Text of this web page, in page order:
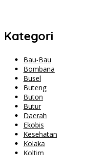
Kategori
Bau-Bau
Bombana
Busel
Buteng
Buton
Butur
Daerah
Ekobis
Kesehatan
Kolaka
Koltim